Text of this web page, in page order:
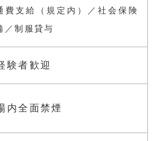
費支給（規定内）／社会保険
／制服貸与
験者歓迎
内全面禁煙